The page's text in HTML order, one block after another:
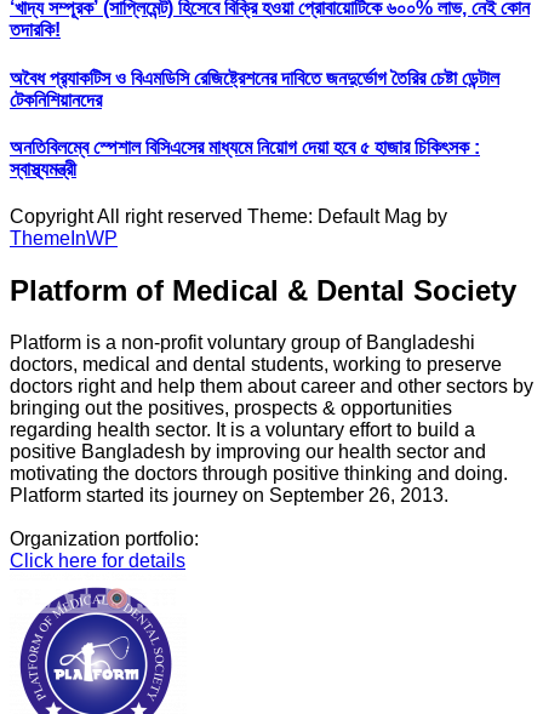
‘খাদ্য সম্পূরক’ (সাপ্লিমেন্ট) হিসেবে বিক্রি হওয়া প্রোবায়োটিকে ৬০০% লাভ, নেই কোন
তদারকি!
অবৈধ প্র‍্যাকটিস ও বিএমডিসি রেজিষ্ট্রেশনের দাবিতে জনদুর্ভোগ তৈরির চেষ্টা ডেন্টাল
টেকনিশিয়ানদের
অনতিবিলম্বে স্পেশাল বিসিএসের মাধ্যমে নিয়োগ দেয়া হবে ৫ হাজার চিকিৎসক :
স্বাস্থ্যমন্ত্রী
Copyright All right reserved Theme: Default Mag by
ThemeInWP
Platform of Medical & Dental Society
Platform is a non-profit voluntary group of Bangladeshi
doctors, medical and dental students, working to preserve
doctors right and help them about career and other sectors by
bringing out the positives, prospects & opportunities
regarding health sector. It is a voluntary effort to build a
positive Bangladesh by improving our health sector and
motivating the doctors through positive thinking and doing.
Platform started its journey on September 26, 2013.
Organization portfolio:
Click here for details